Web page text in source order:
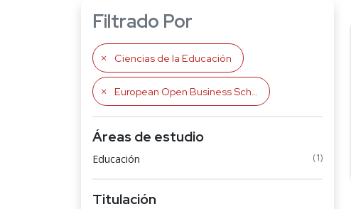
Filtrado Por
Ciencias de la Educación
European Open Business School
Áreas de estudio
Educación (1)
Titulación